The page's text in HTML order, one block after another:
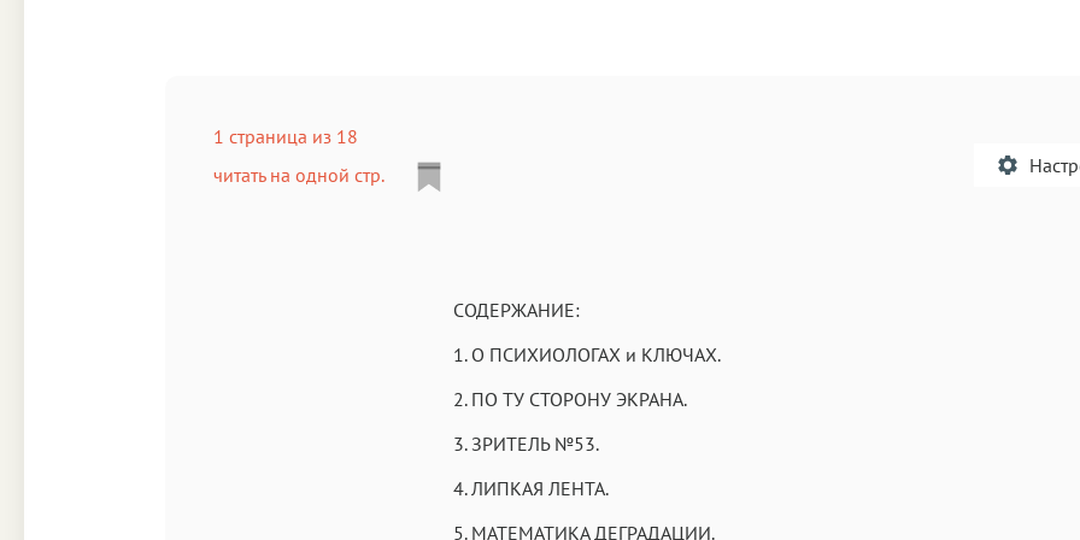
1 страница из 18
читать на одной стр.
Текст
Аа
СОДЕРЖАНИЕ:
1. О ПСИХИОЛОГАХ и КЛЮЧАХ.
2. ПО ТУ СТОРОНУ ЭКРАНА.
3. ЗРИТЕЛЬ №53.
4. ЛИПКАЯ ЛЕНТА.
5. МАТЕМАТИКА ДЕГРАДАЦИИ.